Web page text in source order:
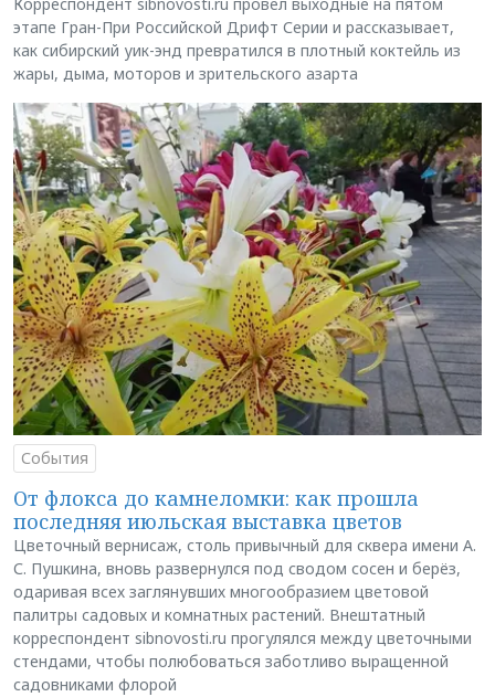
этапе Гран-При Российской Дрифт Серии и рассказывает,
как сибирский уик-энд превратился в плотный коктейль из
жары, дыма, моторов и зрительского азарта
События
От флокса до камнеломки: как прошла
последняя июльская выставка цветов
Цветочный вернисаж, столь привычный для сквера имени А.
С. Пушкина, вновь развернулся под сводом сосен и берёз,
одаривая всех заглянувших многообразием цветовой
палитры садовых и комнатных растений. Внештатный
корреспондент sibnovosti.ru прогулялся между цветочными
стендами, чтобы полюбоваться заботливо выращенной
садовниками флорой